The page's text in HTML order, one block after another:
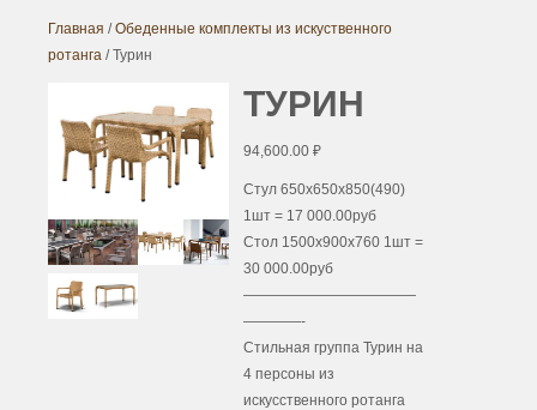
Главная /Обеденные комплекты из искуственного
ротанга / Турин
ТУРИН
94,600.00₽
Стул 650х650х850(490)
1шт = 17 000.00руб
Стол 1500х900х760 1шт =
30 000.00руб
————————————
————-
Стильная группа Турин на
4 персоны из
искусственного ротанга